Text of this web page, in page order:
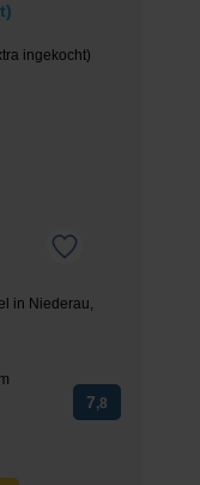
in Niederau,
7,8